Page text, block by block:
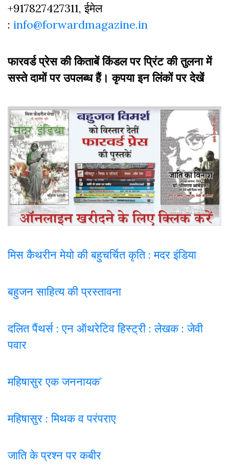
+917827427311, ईमेल
: info@forwardmagazine.in
फारवर्ड प्रेस की किताबें किंडल पर प्रिंट की तुलना में
सस्ते दामों पर उपलब्ध हैं। कृपया इन लिंकों पर देखें
मिस कैथरीन मेयो की बहुचर्चित कृति : मदर इंडिया
बहुजन साहित्य की प्रस्तावना
दलित पैंथर्स : एन ऑथरेटिव हिस्ट्री : लेखक : जेवी
पवार
महिषासुर एक जननायक’
महिषासुर : मिथक व परंपराए
जाति के प्रश्न पर कबीर